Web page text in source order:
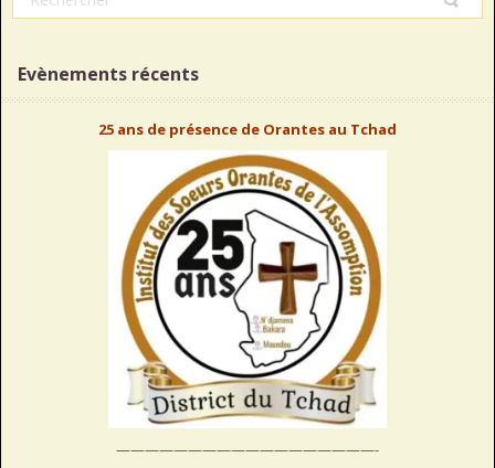
Evènements récents
25 ans de présence de Orantes au Tchad
——————————————————-